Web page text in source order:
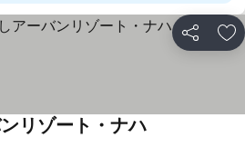
シェア お
リゾート・ナハ料金を表示